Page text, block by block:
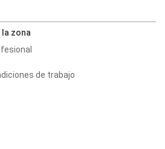
zona
de trabajo